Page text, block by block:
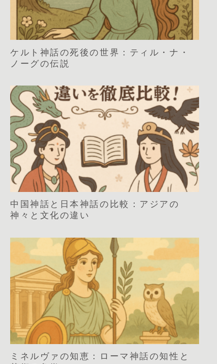
ケルト神話の死後の世界：ティル・ナ・
ノーグの伝説
中国神話と日本神話の比較：アジアの
神々と文化の違い
ミネルヴァの知恵：ローマ神話の知性と